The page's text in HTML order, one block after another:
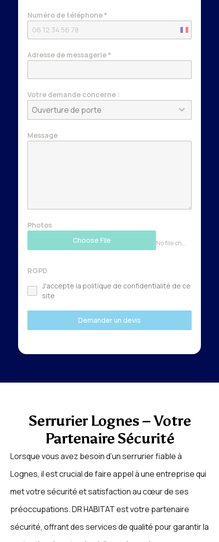
Numéro de téléphone*
France
Adresse de messagerie*
Votre demande concerne :
Ouverture de porte
Message
Photos
Choose File
No file chosen
RGPD
J'accepte la politique de confidentialité de ce
site
Demander un devis
Serrurier Lognes – Votre
Partenaire Sécurité
Lorsque vous avez besoin d’un serrurier fiable à
Lognes, il est crucial de faire appel à une entreprise qui
met votre sécurité et satisfaction au cœur de ses
préoccupations. DR HABITAT est votre partenaire
sécurité, offrant des services de qualité pour garantir la